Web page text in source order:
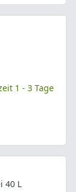
1 - 3 Tage
40 L